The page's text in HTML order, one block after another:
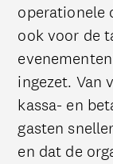
operationele
ook voor de
ingezet. Van
kassa- en
gasten
en dat de